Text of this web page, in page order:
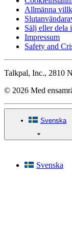
Allmänna
Sälj eller dela
Impressum
Safety and
Talkpal, Inc., 2810
© 2026 Med
Svenska
Svenska